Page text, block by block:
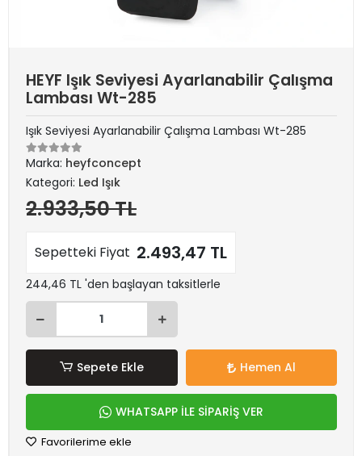
HEYF Işık Seviyesi Ayarlanabilir Çalışma
Lambası Wt-285
Işık Seviyesi Ayarlanabilir Çalışma Lambası Wt-285
Marka: heyfconcept
Kategori: Led Işık
2.933,50 TL
Sepetteki Fiyat 2.493,47 TL
244,46 TL 'den başlayan taksitlerle
Sepete Ekle Hemen Al
WHATSAPP İLE SİPARİŞ VER
Favorilerime ekle